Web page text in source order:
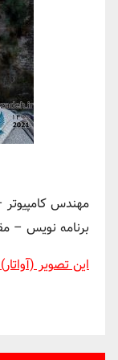
مهندس کامپیوتر
برنامه نویس –
این تصویر